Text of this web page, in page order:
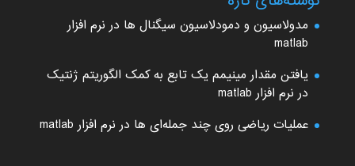
مدولاسیون و دمودلاسیون سیگنال ها در نرم افزار
matlab
یافتن مقدار مینیمم یک تابع به کمک الگوریتم ژنتیک
در نرم افزار matlab
عملیات ریاضی روی چند جمله‌ای ها در نرم افزار matlab